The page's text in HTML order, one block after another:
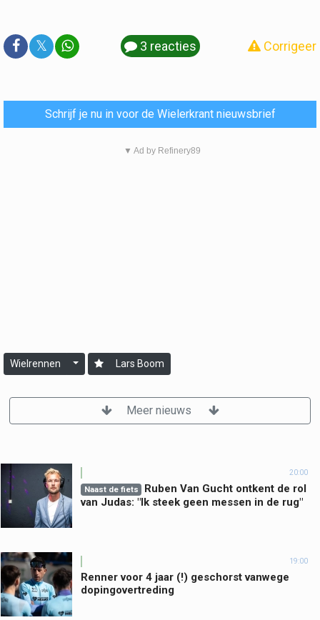
𝕏 3 reacties Corrigeer
Schrijf je nu in voor de Wielerkrant nieuwsbrief
▼ Ad by Refinery89
Wielrennen Lars Boom
Meer nieuws
20:00
Naast de fiets
Ruben Van Gucht ontkent de rol
van Judas: "Ik steek geen messen in de rug"
19:00
Renner voor 4 jaar (!) geschorst vanwege
dopingovertreding